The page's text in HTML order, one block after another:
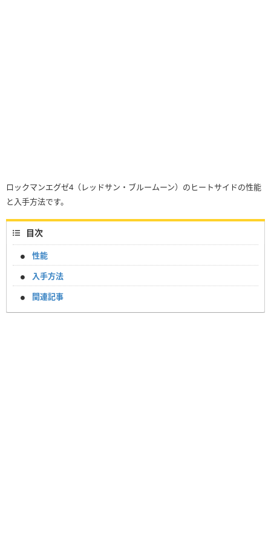
ロックマンエグゼ4（レッドサン・ブルームーン）のヒートサイドの性能
と入手方法です。
目次
性能
入手方法
関連記事